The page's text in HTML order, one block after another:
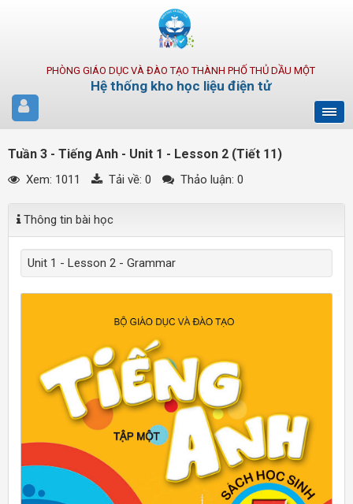
PHÒNG GIÁO DỤC VÀ ĐÀO TẠO THÀNH PHỐ THỦ DẦU MỘT
Hệ thống kho học liệu điện tử
Tuần 3 - Tiếng Anh - Unit 1 - Lesson 2 (Tiết 11)
Xem: 1011 Tải về: 0 Thảo luận: 0
Thông tin bài học
Unit 1 - Lesson 2 - Grammar